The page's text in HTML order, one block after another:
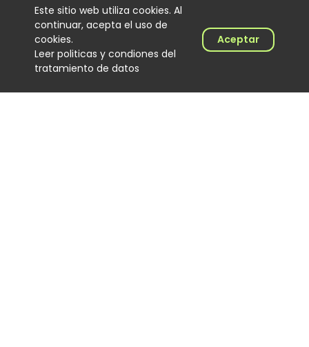
Lenin Ramírez completa tres
semanas en el No. 1 del Top
100 Colombia Hits con “Todo
Noticias
06 August 2026
Este sitio web utiliza cookies. Al
continuar, acepta el uso de
cookies.
Leer politicas y condiones del
tratamiento de datos
Aceptar